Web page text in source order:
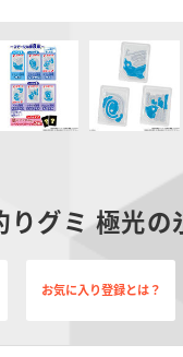
ポケットモンスター
サ
SMPシリーズ
りグミ 極光
お気に入り登録とは？